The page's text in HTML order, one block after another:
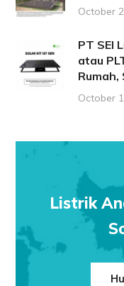
October
PT SEI
atau
October
Listrik